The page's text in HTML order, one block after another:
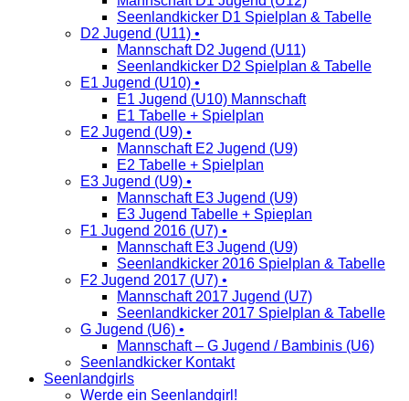
Seenlandkicker D1 Spielplan & Tabelle
D2 Jugend (U11) •
Mannschaft D2 Jugend (U11)
Seenlandkicker D2 Spielplan & Tabelle
E1 Jugend (U10) •
E1 Jugend (U10) Mannschaft
E1 Tabelle + Spielplan
E2 Jugend (U9) •
Mannschaft E2 Jugend (U9)
E2 Tabelle + Spielplan
E3 Jugend (U9) •
Mannschaft E3 Jugend (U9)
E3 Jugend Tabelle + Spieplan
F1 Jugend 2016 (U7) •
Mannschaft E3 Jugend (U9)
Seenlandkicker 2016 Spielplan & Tabelle
F2 Jugend 2017 (U7) •
Mannschaft 2017 Jugend (U7)
Seenlandkicker 2017 Spielplan & Tabelle
G Jugend (U6) •
Mannschaft – G Jugend / Bambinis (U6)
Seenlandkicker Kontakt
Seenlandgirls
Werde ein Seenlandgirl!